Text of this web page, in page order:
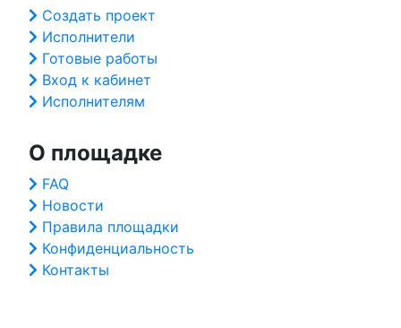
Создать проект
Исполнители
Готовые работы
Вход к кабинет
Исполнителям
О площадке
FAQ
Новости
Правила площадки
Конфиденциальность
Контакты